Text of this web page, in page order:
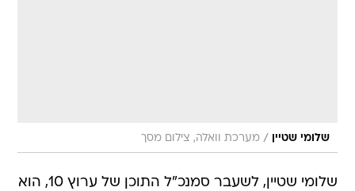
שלומי שטיין / מערכת וואלה, צילום מסך
שלומי שטיין, לשעבר סמנכ"ל התוכן של ערוץ 10, הוא